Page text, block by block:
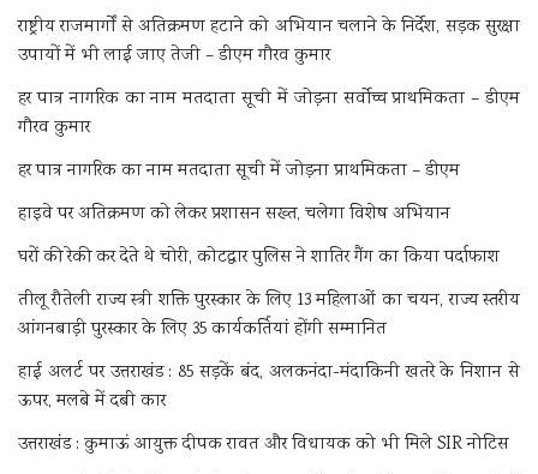
राष्ट्रीय राजमार्गों से अतिक्रमण हटाने को अभियान चलाने के निर्देश, सड़क सुरक्षा
उपायों में भी लाई जाए तेजी – डीएम गौरव कुमार
हर पात्र नागरिक का नाम मतदाता सूची में जोड़ना सर्वोच्च प्राथमिकता – डीएम
गौरव कुमार
हर पात्र नागरिक का नाम मतदाता सूची में जोड़ना प्राथमिकता – डीएम
हाइवे पर अतिक्रमण को लेकर प्रशासन सख्त, चलेगा विशेष अभियान
घरों की रेकी कर देते थे चोरी, कोटद्वार पुलिस ने शातिर गैंग का किया पर्दाफाश
तीलू रौतेली राज्य स्त्री शक्ति पुरस्कार के लिए 13 महिलाओं का चयन, राज्य स्तरीय
आंगनबाड़ी पुरस्कार के लिए 35 कार्यकर्तियां होंगी सम्मानित
हाई अलर्ट पर उत्तराखंड : 85 सड़कें बंद, अलकनंदा-मंदाकिनी खतरे के निशान से
ऊपर, मलबे में दबी कार
उत्तराखंड : कुमाऊं आयुक्त दीपक रावत और विधायक को भी मिले SIR नोटिस